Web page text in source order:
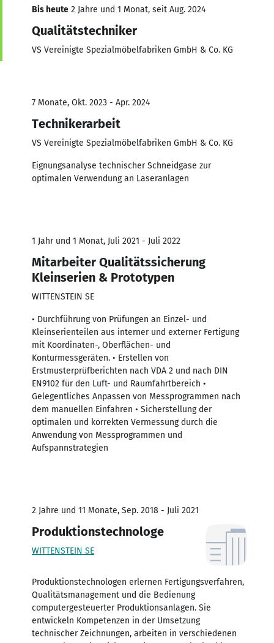
Bis heute 2 Jahre und 1 Monat, seit Aug. 2024
Qualitätstechniker
VS Vereinigte Spezialmöbelfabriken GmbH & Co. KG
7 Monate, Okt. 2023 - Apr. 2024
Technikerarbeit
VS Vereinigte Spezialmöbelfabriken GmbH & Co. KG
Eignungsanalyse technischer Schneidgase zur
optimalen Verwendung an Laseranlagen
1 Jahr und 1 Monat, Juli 2021 - Juli 2022
Mitarbeiter Qualitätssicherung
Kleinserien & Prototypen
WITTENSTEIN SE
• Durchführung von Prüfungen an Einzel- und
Kleinserienteilen aus interner und externer Fertigung
mit Koordinaten-, Oberflächen- und
Konturmessgeräten. • Erstellen von
Erstmusterprüfberichten nach VDA 2 und nach DIN
EN9102 für den Luft- und Raumfahrtbereich •
Gelegentliches Anpassen von Messprogrammen nach
dem manuellen Einfahren • Sicherstellung der
optimalen und korrekten Vermessung durch die
Anwendung von Messprogrammen und
Aufspannstrategien
2 Jahre und 11 Monate, Sep. 2018 - Juli 2021
Produktionstechnologe
WITTENSTEIN SE
Produktionstechnologen erlernen Fertigungsverfahren,
Qualitätsmanagement und die Bedienung
computergesteuerter Produktionsanlagen. Sie
entwickeln Kompetenzen in der Umsetzung
technischer Zeichnungen, arbeiten in verschiedenen